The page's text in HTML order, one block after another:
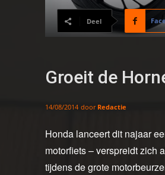
Deel
Groeit de
14/08/2014 door Redactie
Honda lanceert dit najaar
motorfiets – verspreidt zich
tijdens de grote